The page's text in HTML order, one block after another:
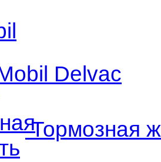
Delvac
Тормозная